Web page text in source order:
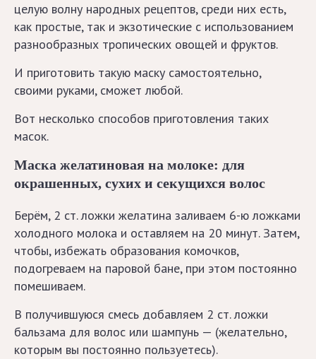
Истории
волосах
Звёздные
Краска
для
волос
Бренды
Советы
Лунный
целую волну народных рецептов, среди них есть,
как простые, так и экзотические с использованием
разнообразных тропических овощей и фруктов.
И приготовить такую маску самостоятельно,
своими руками, сможет любой.
Вот несколько способов приготовления таких
масок.
Маска желатиновая на молоке: для
окрашенных, сухих и секущихся волос
Берём, 2 ст. ложки желатина заливаем 6-ю ложками
холодного молока и оставляем на 20 минут. Затем,
чтобы, избежать образования комочков,
подогреваем на паровой бане, при этом постоянно
помешиваем.
В получившуюся смесь добавляем 2 ст. ложки
бальзама для волос или шампунь — (желательно,
которым вы постоянно пользуетесь).